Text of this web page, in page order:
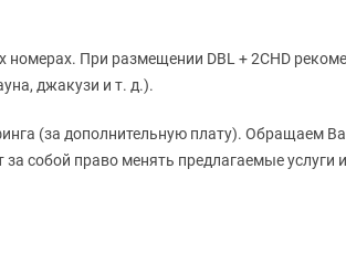
номерах. При размещении DBL + 2CHD
джакузи и т. д.).
(за дополнительную плату). Обращаем
собой право менять предлагаемые услуги